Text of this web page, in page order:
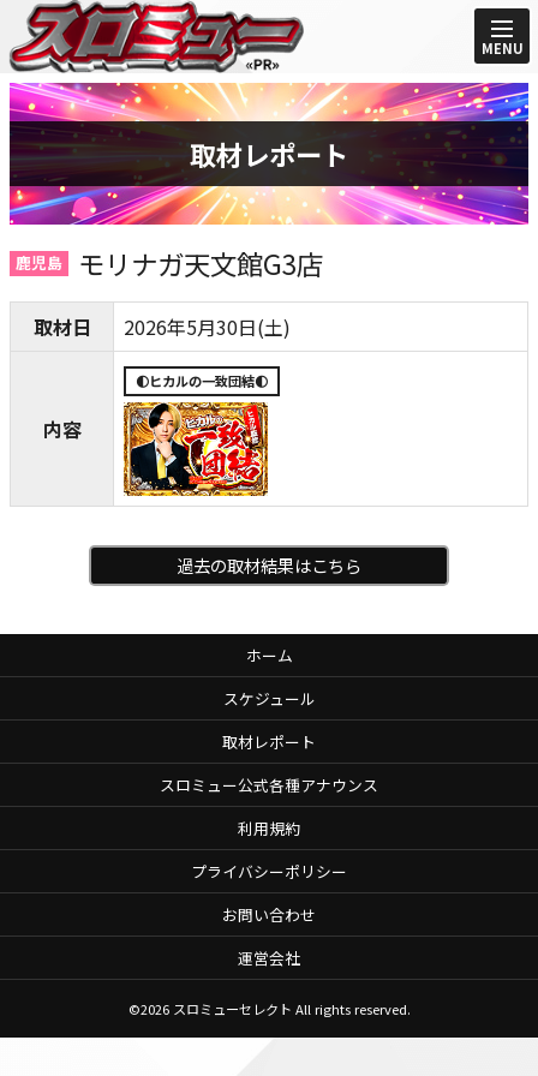
MENU
取材レポート
鹿児島 モリナガ天文館G3店
取材日 2026年5月30日(土)
内容
🌓ヒカルの一致団結🌓
過去の取材結果はこちら
ホーム
スケジュール
取材レポート
スロミュー公式各種アナウンス
利用規約
プライバシーポリシー
お問い合わせ
運営会社
©2026 スロミューセレクト All rights reserved.